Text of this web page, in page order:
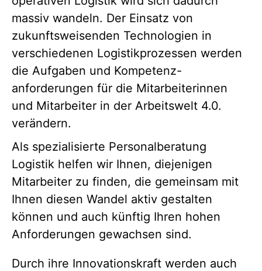
massiv wandeln. Der Einsatz von
zukunftsweisenden Technologien in
verschiedenen Logistikprozessen werden
die Aufgaben und Kompetenz-
anforderungen für die Mitarbeiterinnen
und Mitarbeiter in der Arbeitswelt 4.0.
verändern.
Als spezialisierte Personalberatung
Logistik helfen wir Ihnen, diejenigen
Mitarbeiter zu finden, die gemeinsam mit
Ihnen diesen Wandel aktiv gestalten
können und auch künftig Ihren hohen
Anforderungen gewachsen sind.
Durch ihre Innovationskraft werden auch